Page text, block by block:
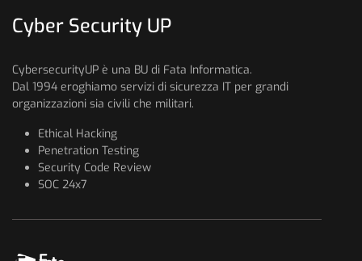
Cyber Security UP
CybersecurityUP è una BU di Fata Informatica.
Dal 1994 eroghiamo servizi di sicurezza IT per grandi
organizzazioni sia civili che militari.
Ethical Hacking
Penetration Testing
Security Code Review
SOC 24x7